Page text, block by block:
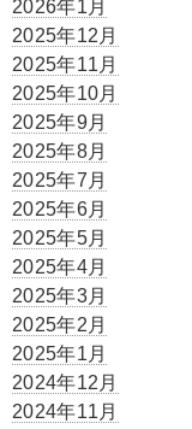
2026年1月
2025年12月
2025年11月
2025年10月
2025年9月
2025年8月
2025年7月
2025年6月
2025年5月
2025年4月
2025年3月
2025年2月
2025年1月
2024年12月
2024年11月